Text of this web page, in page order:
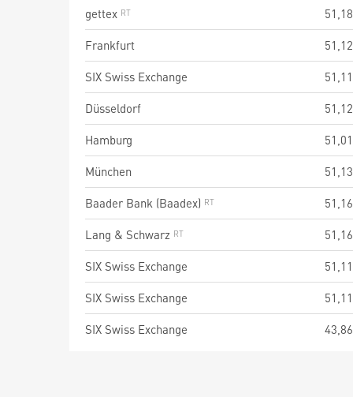
gettex
51,18
Frankfurt
51,12
SIX Swiss Exchange
51,11
Düsseldorf
51,12
Hamburg
51,01
München
51,13
Baader Bank (Baadex)
51,16
Lang & Schwarz
51,16
SIX Swiss Exchange
51,11
SIX Swiss Exchange
51,11
SIX Swiss Exchange
43,86